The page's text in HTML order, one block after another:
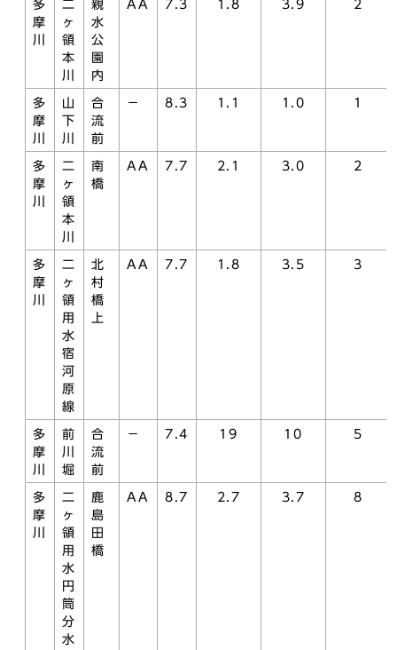
多
摩
川
二
ヶ
領
本
川
親
水
公
園
内
AA 7.3 1.8 3.9 2
多
摩
川
山
下
川
合
流
前
－ 8.3 1.1 1.0 1
多
摩
川
二
ヶ
領
本
川
南
橋
AA 7.7 2.1 3.0 2
多
摩
川
二
ヶ
領
用
水
宿
河
原
線
北
村
橋
上
AA 7.7 1.8 3.5 3
多
摩
川
前
川
堀
合
流
前
－ 7.4 19 10 5
多
摩
川
二
ヶ
領
用
水
円
筒
分
水
鹿
島
田
橋
AA 8.7 2.7 3.7 8